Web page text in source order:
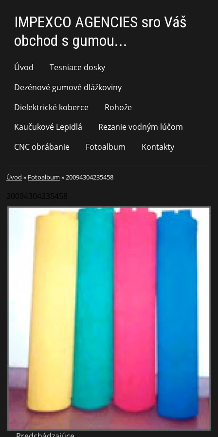
IMPEXCO AGENCIES sro Váš
obchod s gumou...
Úvod
Tesniace dosky
Dezénové gumové dlážkoviny
Dielektrické koberce
Rohože
Kaučukové Lepidlá
Rezanie vodným lúčom
CNC obrábanie
Fotoalbum Kontakty
Úvod » Fotoalbum » 20094304235458
20094304235458